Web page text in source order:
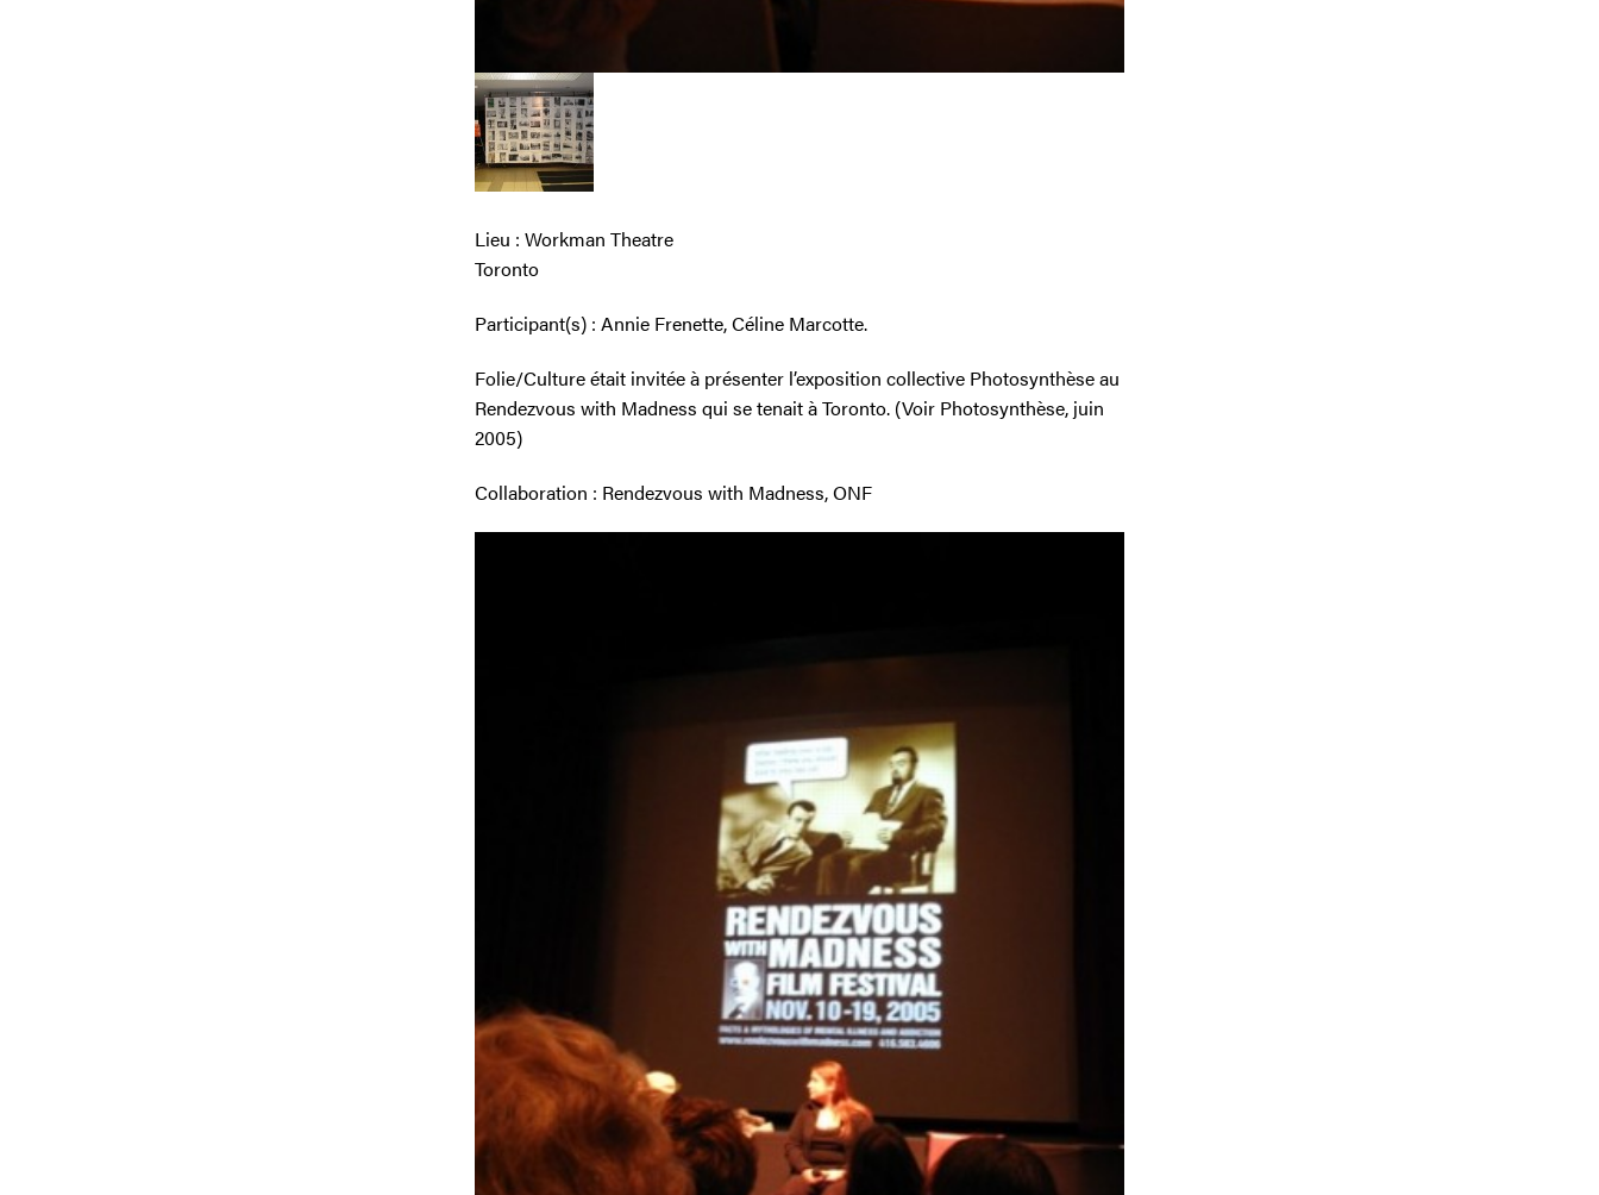
Lieu : Workman Theatre
Toronto
Participant(s) : Annie Frenette, Céline Marcotte.
Folie/Culture était invitée à présenter l’exposition collective Photosynthèse au
Rendezvous with Madness qui se tenait à Toronto. (Voir Photosynthèse, juin
2005)
Collaboration : Rendezvous with Madness, ONF